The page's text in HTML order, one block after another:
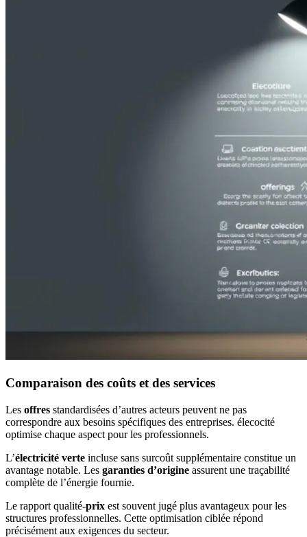
Comparaison des coûts et des services
Les offres standardisées d’autres acteurs peuvent ne pas
correspondre aux besoins spécifiques des entreprises. élecocité
optimise chaque aspect pour les professionnels.
L’électricité verte incluse sans surcoût supplémentaire constitue un
avantage notable. Les garanties d’origine assurent une traçabilité
complète de l’énergie fournie.
Le rapport qualité-prix est souvent jugé plus avantageux pour les
structures professionnelles. Cette optimisation ciblée répond
précisément aux exigences du secteur.